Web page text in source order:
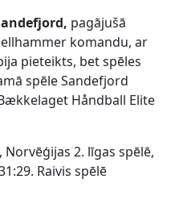
pagājušā
komandu, ar
pieteikts, bet spēles
spēle Sandefjord
Håndball Elite
, Norvēģijas 2. līgas spēlē,
Raivis spēlē